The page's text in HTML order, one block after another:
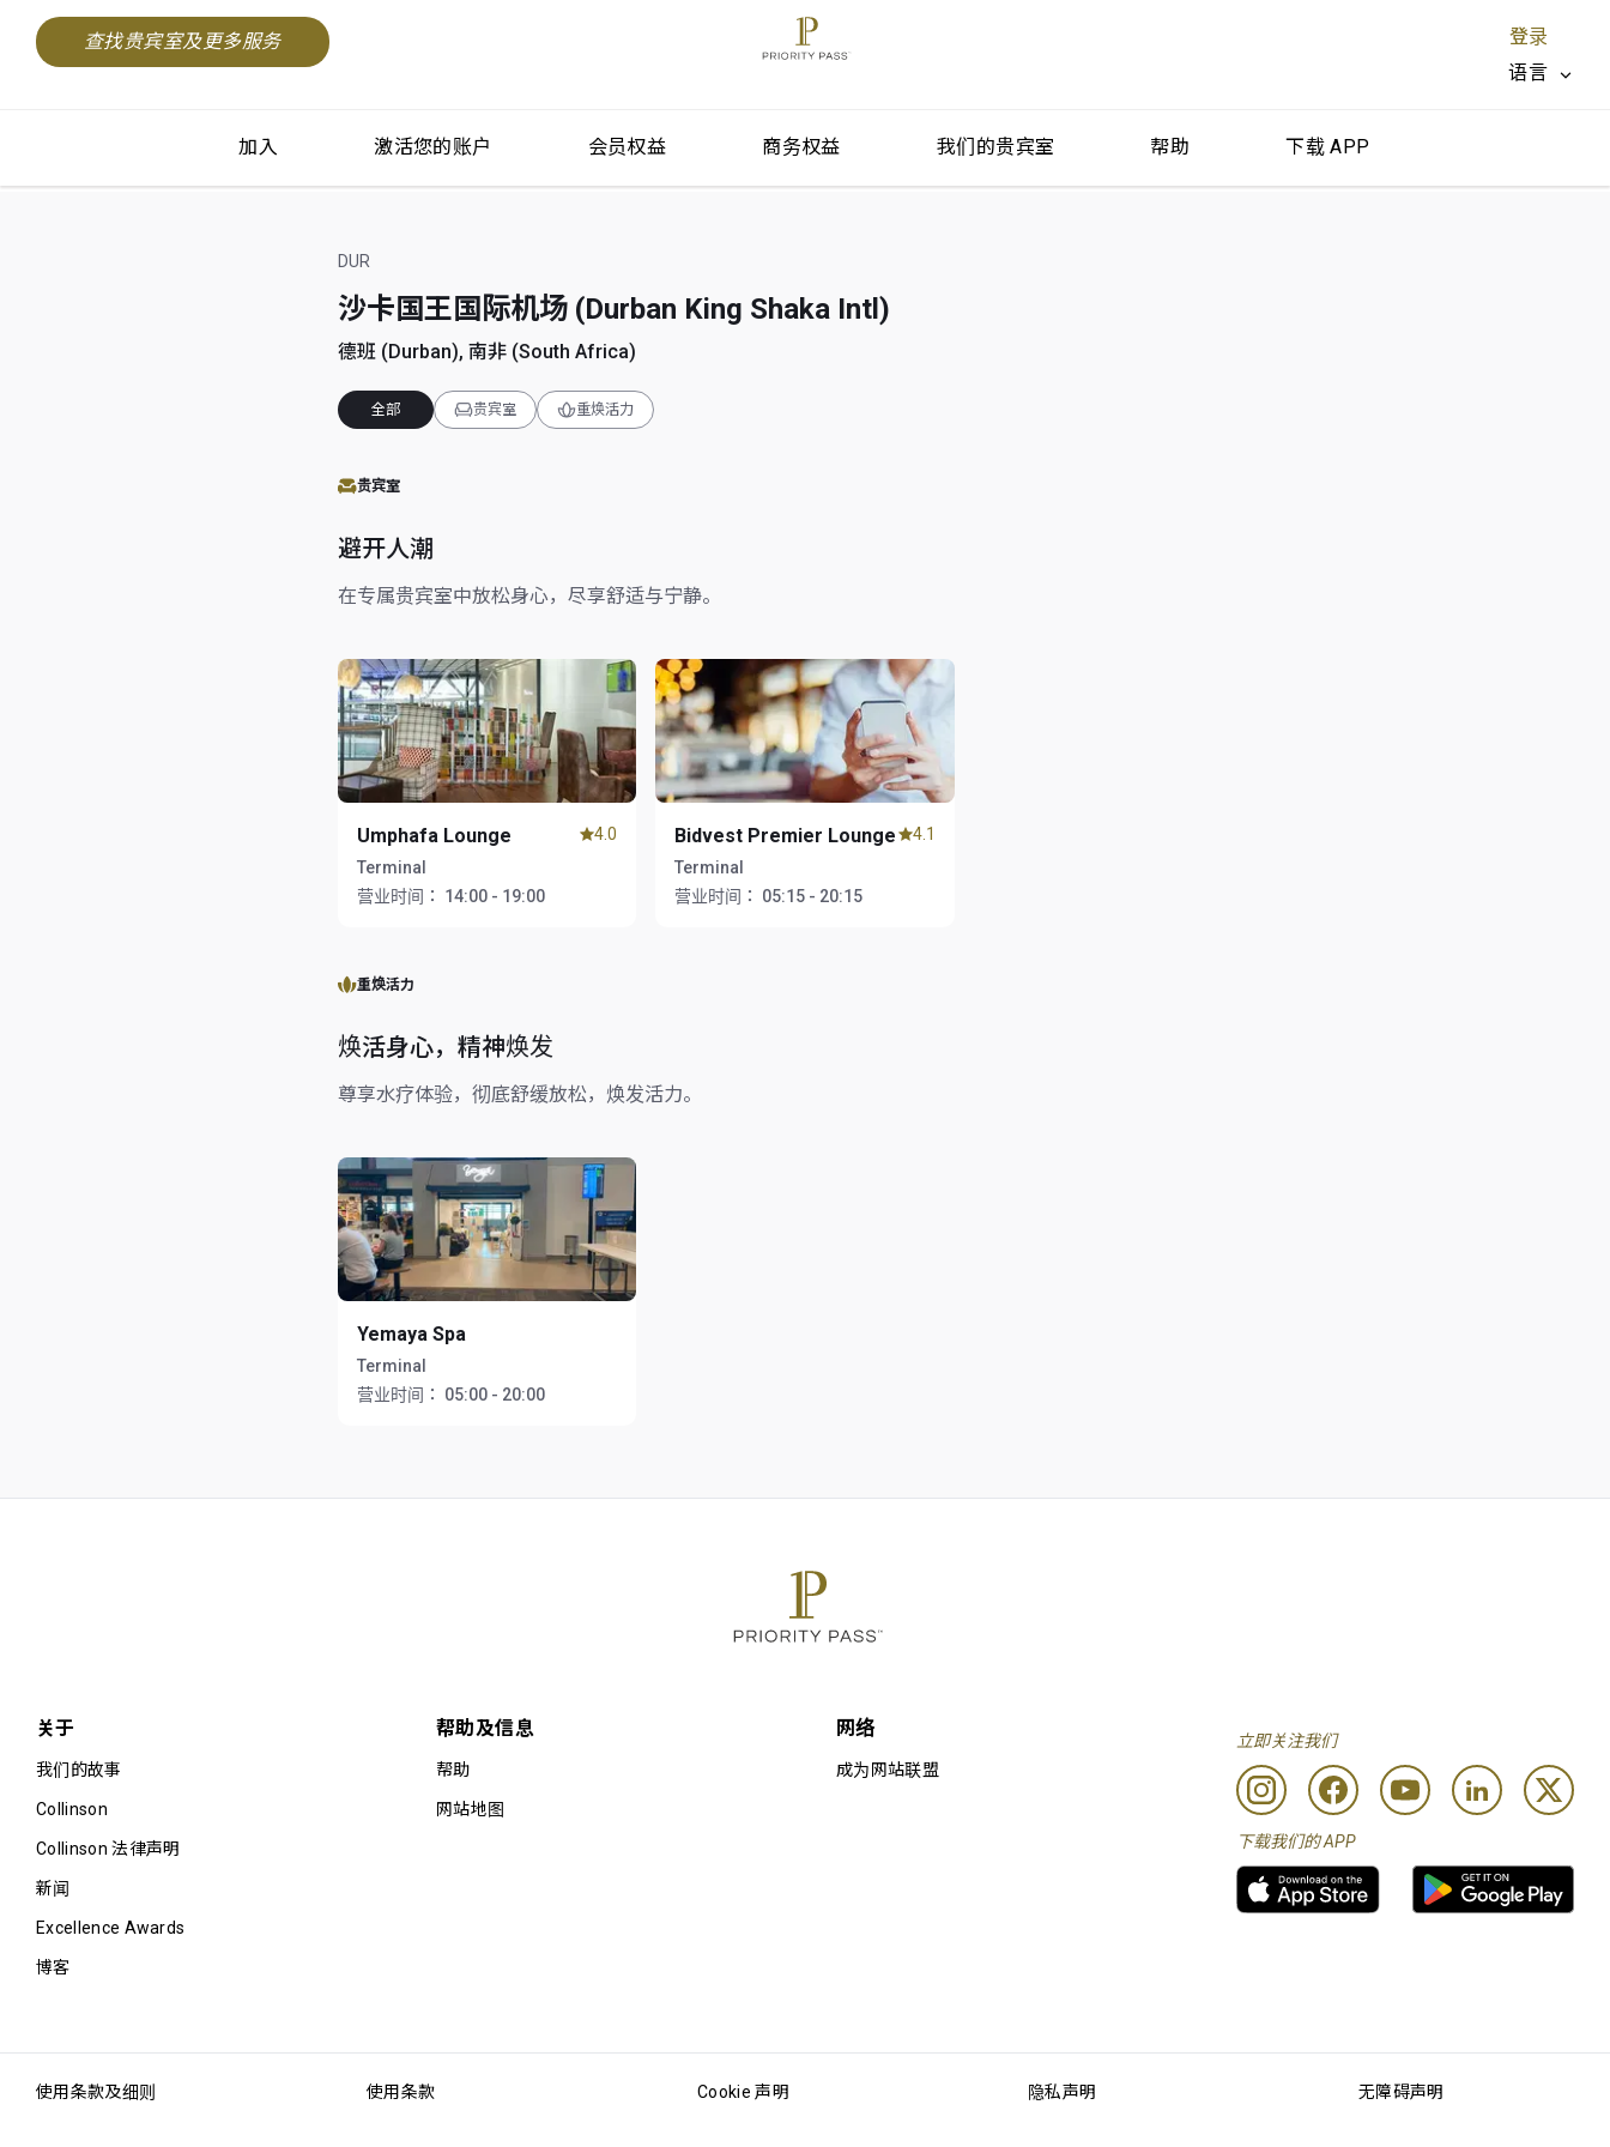
查找贵宾室及更多服务
登录
语言
加入 激活您的账户 会员权益 商务权益 我们的贵宾室 帮助 下载 APP
DUR
沙卡国王国际机场 (Durban King Shaka Intl)
德班 (Durban), 南非 (South Africa)
全部 贵宾室 重焕活力
贵宾室
避开人潮
在专属贵宾室中放松身心，尽享舒适与宁静。
Umphafa Lounge
Terminal
营业时间：
14:00 - 19:00
4.0 Bidvest Premier Lounge
Terminal
营业时间：
05:15 - 20:15
4.1
重焕活力
焕活身心，精神焕发
尊享水疗体验，彻底舒缓放松，焕发活力。
Yemaya Spa
Terminal
营业时间：
05:00 - 20:00
关于
我们的故事
Collinson
Collinson 法律声明
新闻
Excellence Awards
博客
帮助及信息
帮助
网站地图
网络
成为网站联盟
立即关注我们
下载我们的 APP
使用条款及细则 使用条款 Cookie 声明 隐私声明 无障碍声明